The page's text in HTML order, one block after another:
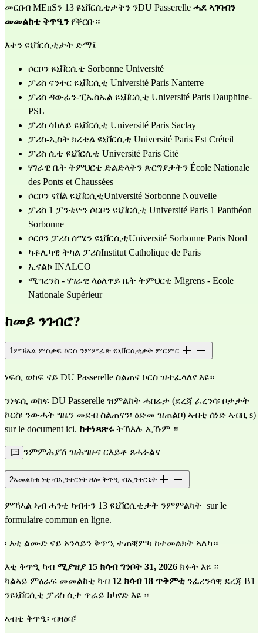
መርበብ MEnSን 13 ዩኒቨርሲቲታትን ንDU Passerelle ሓደ ኣገባብን
መመልከቲ ቅጥዒን የቕርቡ።
እተን ዩኒቨርሲቲታት ድማ፤
ሶርቦን ዩኒቨርሲቲ Sorbonne Université
ፓሪስ ናንተር ዩኒቨርሲቲ Université Paris Nanterre
ፓሪስ ዳውፊን-ፒኤስኤል ዩኒቨርሲቲ Université Paris Dauphine-
PSL
ፓሪስ ሳክለይ ዩኒቨርሲቲ Université Paris Saclay
ፓሪስ-ኢስት ክረቴል ዩኒቨርሲቲ Université Paris Est Créteil
ፓሪስ ሲቲ ዩኒቨርሲቲ Université Paris Cité
ሃገራዊ ቤት ትምህርቲ ድልድላትን ጽርግያታትን École Nationale
des Ponts et Chaussées
ሶርቦን ኖቨል ዩኒቨርሲቲUniversité Sorbonne Nouvelle
ፓሪስ 1 ፓንቴዮን ሶርቦን ዩኒቨርሲቲ Université Paris 1 Panthéon
Sorbonne
ሶርቦን ፓሪስ ሰሜን ዩኒቨርሲቲUniversité Sorbonne Paris Nord
ካቶሊካዊ ትካል ፓሪስInstitut Catholique de Paris
ኢናልኮ INALCO
ሚግረንስ - ሃገራዊ ላዕለዋይ ቤት ትምህርቲ Migrens - Ecole
Nationale Supérieur
ከመይ ንገብሮ?
1 ምኽኣል ምስታፍ ኮርስ ንምምራጽ ዩኒቨርሲቲታት ምርምር
ነፍሲ ወከፍ ናይ DU Passerelle ስልጠና ኮርስ ዝተፈላለየ እዩ።
ንነፍሲ ወከፍ DU Passerelle ዝምልከት ሓበሬታ (ደረጃ ፈረንሳ፡ ቦታታት
ኮርስ፡ ንውሓት ግዜን መደብ ስልጠናን፡ ዕድመ ዝጠልቦ) ኣብቲ ሰነድ ኣብዚ
sur le document ici. ከተነጻጽሩ ትኽእሉ ኢኹም ።
ንምምሕያሽ ዝሕግዙና ርእይቶ ጸሓፉልና
2ኣመልክቱ ነቲ ብኢንተርነት ዘሎ ቅጥዒ ብኢንተርኔት
ምኻኣል ኣብ ሓንቲ ካብተን 13 ዩኒቨርሲቲታት ንምምልካት sur le
formulaire commun en ligne.
፡ እቲ ልሙድ ናይ ኦንላይን ቅጥዒ ተጠቒምካ ከተመልክት ኣለካ።
እቲ ቅጥዒ ካብ ሚያዝያ 15 ክሳብ ግንቦት 31, 2026 ክፉት እዩ ።
ካልኣይ ምዕራፍ መመልከቲ ካብ 12 ክሳብ 18 ጥቅምቲ ንፈረንሳዊ ደረጃ B1
ንዩኒቨርሲቲ ፓሪስ ሲተ ጥራይ ክካየድ እዩ ።
ኣብቲ ቅጥዒ፡ ብዛዕባ፤